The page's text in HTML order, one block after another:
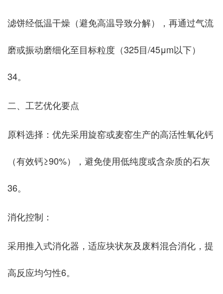
滤饼经低温干燥（避免高温导致分解），再通过气流
磨或振动磨细化至目标粒度（325目/45μm以下）‌
34。
二、工艺优化要点
‌原料选择‌：优先采用旋窑或麦窑生产的高活性氧化钙
（有效钙≥90%），避免使用低纯度或含杂质的石灰‌
36。
‌消化控制‌：
采用‌推入式消化器‌，适应块状灰及废料混合消化，提
高反应均匀性‌6。